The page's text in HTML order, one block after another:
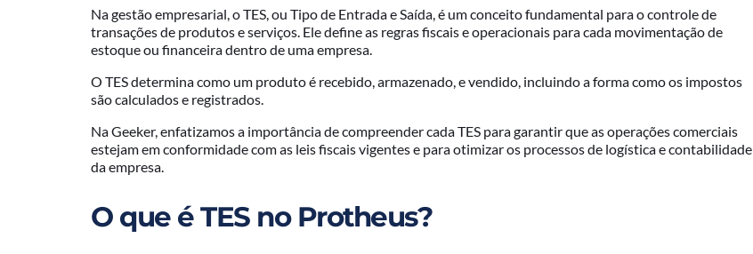
Na gestão empresarial, o TES, ou Tipo de Entrada e Saída, é um conceito fundamental para o controle de
transações de produtos e serviços. Ele define as regras fiscais e operacionais para cada movimentação de
estoque ou financeira dentro de uma empresa.
O TES determina como um produto é recebido, armazenado, e vendido, incluindo a forma como os impostos
são calculados e registrados.
Na Geeker, enfatizamos a importância de compreender cada TES para garantir que as operações comerciais
estejam em conformidade com as leis fiscais vigentes e para otimizar os processos de logística e contabilidade
da empresa.
O que é TES no Protheus?